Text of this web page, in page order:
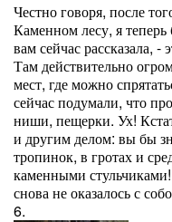
Честно говоря, после
Каменном лесу, я теперь
вам сейчас рассказала, -
Там действительно
мест, где можно
сейчас подумали, что
ниши, пещерки. Ух!
и другим делом: вы бы
тропинок, в гротах и
каменными
снова не оказалось с
6.